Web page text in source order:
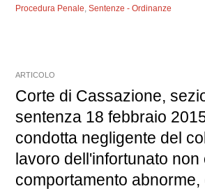
Procedura Penale,Sentenze - Ordinanze
ARTICOLO
Corte di Cassazione,
sentenza 18 febbraio
condotta negligente del
lavoro dell'infortunato non
comportamento abnorme,